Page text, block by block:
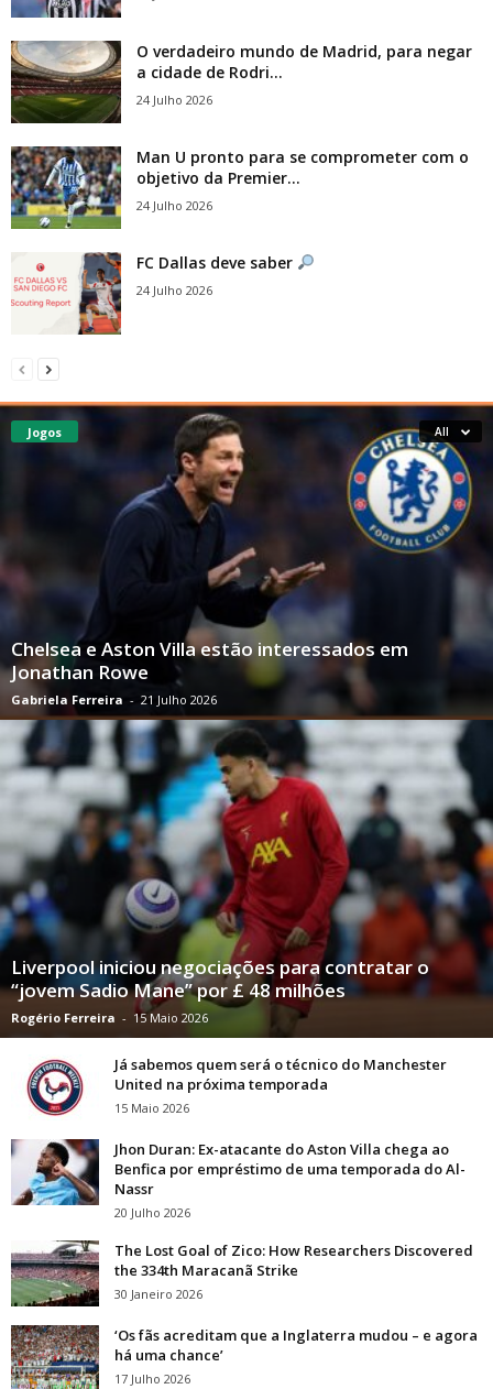
O verdadeiro mundo de Madrid, para negar
a cidade de Rodri...
24 Julho 2026
Man U pronto para se comprometer com o
objetivo da Premier...
24 Julho 2026
FC Dallas deve saber
24 Julho 2026
Jogos All
Chelsea e Aston Villa estão interessados ​​em
Jonathan Rowe
Gabriela Ferreira - 21 Julho 2026
Liverpool iniciou negociações para contratar o
“jovem Sadio Mane” por £ 48 milhões
Rogério Ferreira - 15 Maio 2026
Já sabemos quem será o técnico do Manchester
United na próxima temporada
15 Maio 2026
Jhon Duran: Ex-atacante do Aston Villa chega ao
Benfica por empréstimo de uma temporada do Al-
Nassr
20 Julho 2026
The Lost Goal of Zico: How Researchers Discovered
the 334th Maracanã Strike
30 Janeiro 2026
‘Os fãs acreditam que a Inglaterra mudou – e agora
há uma chance’
17 Julho 2026